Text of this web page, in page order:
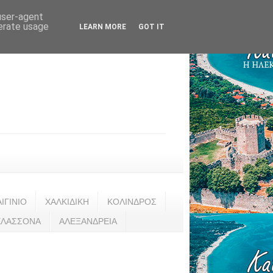
ΧΑΛΚΙΔΙΚΗ ΚΟΛΙΝΔΡΟΣ
ΑΛΕΞΑΝΔΡΕΙΑ
agent
usage
LEARN MORE GOT IT